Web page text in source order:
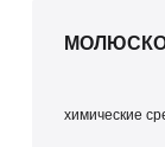
химические